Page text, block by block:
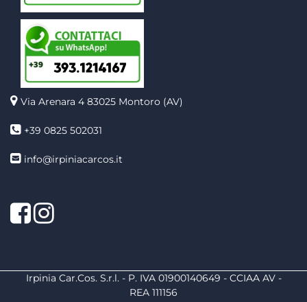
Via Arenara 4 83025 Montoro (AV)
+39 0825 502031
info@irpiniacarcos.it
FacebookInstagram
Irpinia Car.Cos. S.r.l. - P. IVA 01900140649 - CCIAA AV -
REA 111156